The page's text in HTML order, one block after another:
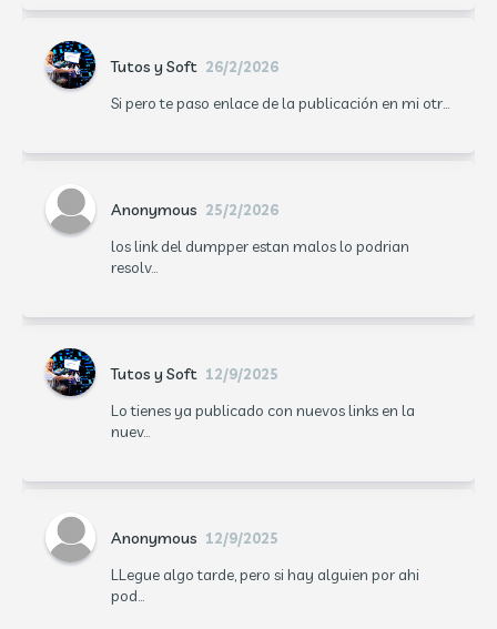
Tutos y Soft 26/2/2026
Si pero te paso enlace de la publicación en mi otr...
Anonymous 25/2/2026
los link del dumpper estan malos lo podrian
resolv...
Tutos y Soft 12/9/2025
Lo tienes ya publicado con nuevos links en la
nuev...
Anonymous 12/9/2025
LLegue algo tarde, pero si hay alguien por ahi
pod...